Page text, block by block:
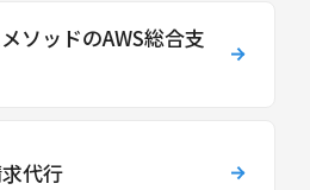
ソッドのAWS総合支
代行